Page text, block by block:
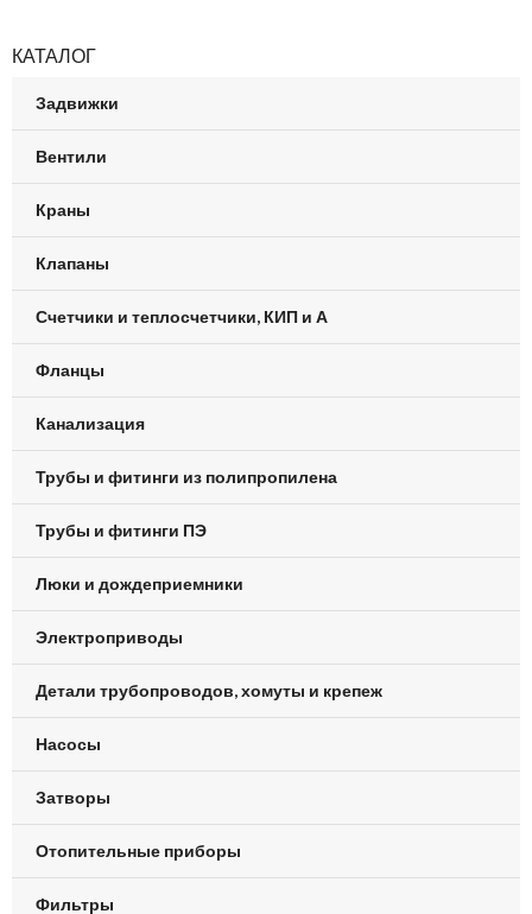
КАТАЛОГ
Задвижки
Вентили
Краны
Клапаны
Счетчики и теплосчетчики, КИП и А
Фланцы
Канализация
Трубы и фитинги из полипропилена
Трубы и фитинги ПЭ
Люки и дождеприемники
Электроприводы
Детали трубопроводов, хомуты и крепеж
Насосы
Затворы
Отопительные приборы
Фильтры